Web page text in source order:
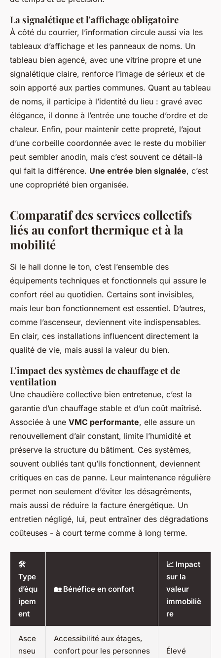
La signalétique et l'affichage obligatoire
À côté du courrier, l’information circule aussi via les
tableaux d’affichage et les panneaux de noms. Un
tableau bien agencé, avec une vitrine propre et une
signalétique claire, renforce l’image de sérieux et de
soin apporté aux parties communes. Quant au tableau
de noms, il participe à l’identité du lieu : gravé avec
élégance, il donne à l’entrée une touche d’ordre et de
chaleur. Enfin, pour maintenir cette propreté, l’ajout
d’une corbeille coordonnée avec le reste du mobilier
peut sembler anodin, mais c’est souvent ce détail-là
qui fait la différence. Une entrée bien signalée, c’est
une copropriété bien organisée.
Comparatif des services collectifs
liés au confort thermique et à la
mobilité
Si le hall donne le ton, c’est l’ensemble des
équipements techniques et fonctionnels qui assure le
confort réel au quotidien. Certains sont invisibles,
mais leur bon fonctionnement est essentiel. D’autres,
comme l’ascenseur, deviennent vite indispensables.
En clair, ces installations influencent directement la
qualité de vie, mais aussi la valeur du bien.
L'impact des systèmes de chauffage et de
ventilation
Une chaudière collective bien entretenue, c’est la
garantie d’un chauffage stable et d’un coût maîtrisé.
Associée à une VMC performante, elle assure un
renouvellement d’air constant, limite l’humidité et
préserve la structure du bâtiment. Ces systèmes,
souvent oubliés tant qu’ils fonctionnent, deviennent
critiques en cas de panne. Leur maintenance régulière
permet non seulement d’éviter les désagréments,
mais aussi de réduire la facture énergétique. Un
entretien négligé, lui, peut entraîner des dégradations
coûteuses - à court terme comme à long terme.
🛠️
Type
d’équ
ipem
ent
🏡 Bénéfice en confort
📈 Impact
sur la
valeur
immobiliè
re
Asce
nseu
Accessibilité aux étages,
confort pour les personnes
Élevé